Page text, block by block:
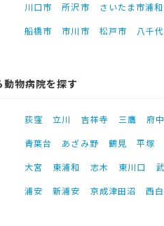
川口市 所沢市 さいたま市浦
船橋市 市川市 松戸市 八千
物病院を探す
荻窪 立川 吉祥寺 三鷹 府中
青葉台 あざみ野 鶴見 平塚
大宮 東浦和 志木 東川口
浦安 新浦安 京成津田沼 西